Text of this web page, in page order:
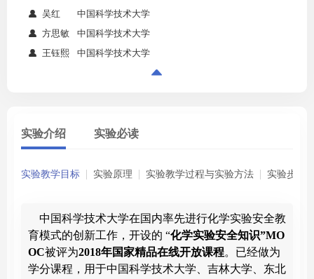
 吴红 中国科学技术大学
 方思敏 中国科学技术大学
 王钰熙 中国科学技术大学

实验介绍 实验必读
实验教学目标 实验原理 实验教学过程与实验方法 实验步骤
中国科学技术大学在国内率先进行化学实验安全教
育模式的创新工作，开设的 “化学实验安全知识”MO
OC被评为2018年国家精品在线开放课程。已经做为
学分课程，用于中国科学技术大学、吉林大学、东北